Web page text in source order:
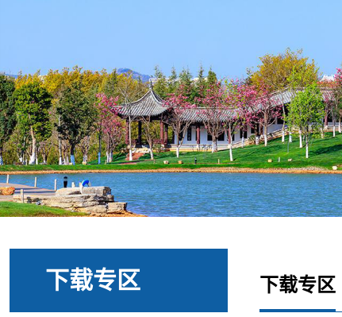
下载专区 下载专区